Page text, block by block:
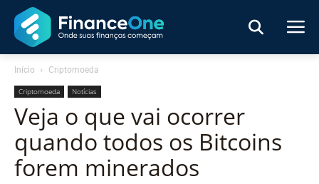
Início Criptomoeda
Criptomoeda Notícias
Veja o que vai ocorrer
quando todos os Bitcoins
forem minerados